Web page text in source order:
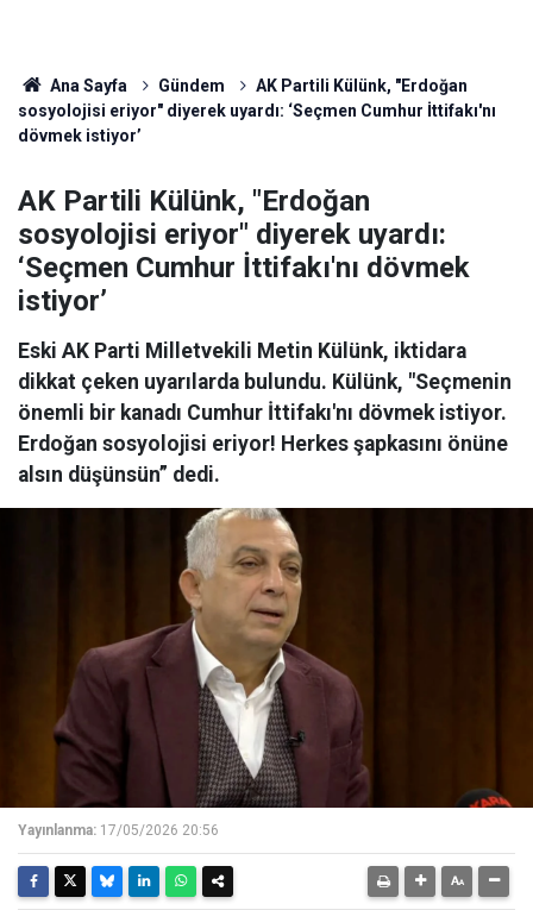
Ana Sayfa Gündem
AK Partili Külünk, "Erdoğan
sosyolojisi eriyor" diyerek uyardı: ‘Seçmen Cumhur İttifakı'nı
dövmek istiyor’
AK Partili Külünk, "Erdoğan
sosyolojisi eriyor" diyerek uyardı:
‘Seçmen Cumhur İttifakı'nı dövmek
istiyor’
Eski AK Parti Milletvekili Metin Külünk, iktidara
dikkat çeken uyarılarda bulundu. Külünk, "Seçmenin
önemli bir kanadı Cumhur İttifakı'nı dövmek istiyor.
Erdoğan sosyolojisi eriyor! Herkes şapkasını önüne
alsın düşünsün” dedi.
Yayınlanma: 17/05/2026 20:56